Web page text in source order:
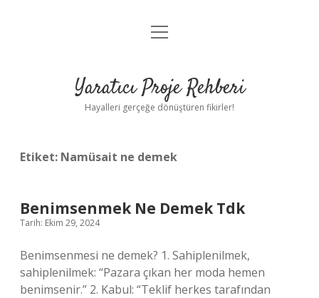
Anasayfa
Yasal Uyarı
menüyü
Yaratıcı Proje Rehberi
Hayalleri gerçeğe dönüştüren fikirler!
Etiket: Namüsait ne demek
Benimsenmek Ne Demek Tdk
Tarih: Ekim 29, 2024
Benimsenmesi ne demek? 1. Sahiplenilmek,
sahiplenilmek: “Pazara çıkan her moda hemen
benimsenir.” 2. Kabul: “Teklif herkes tarafından